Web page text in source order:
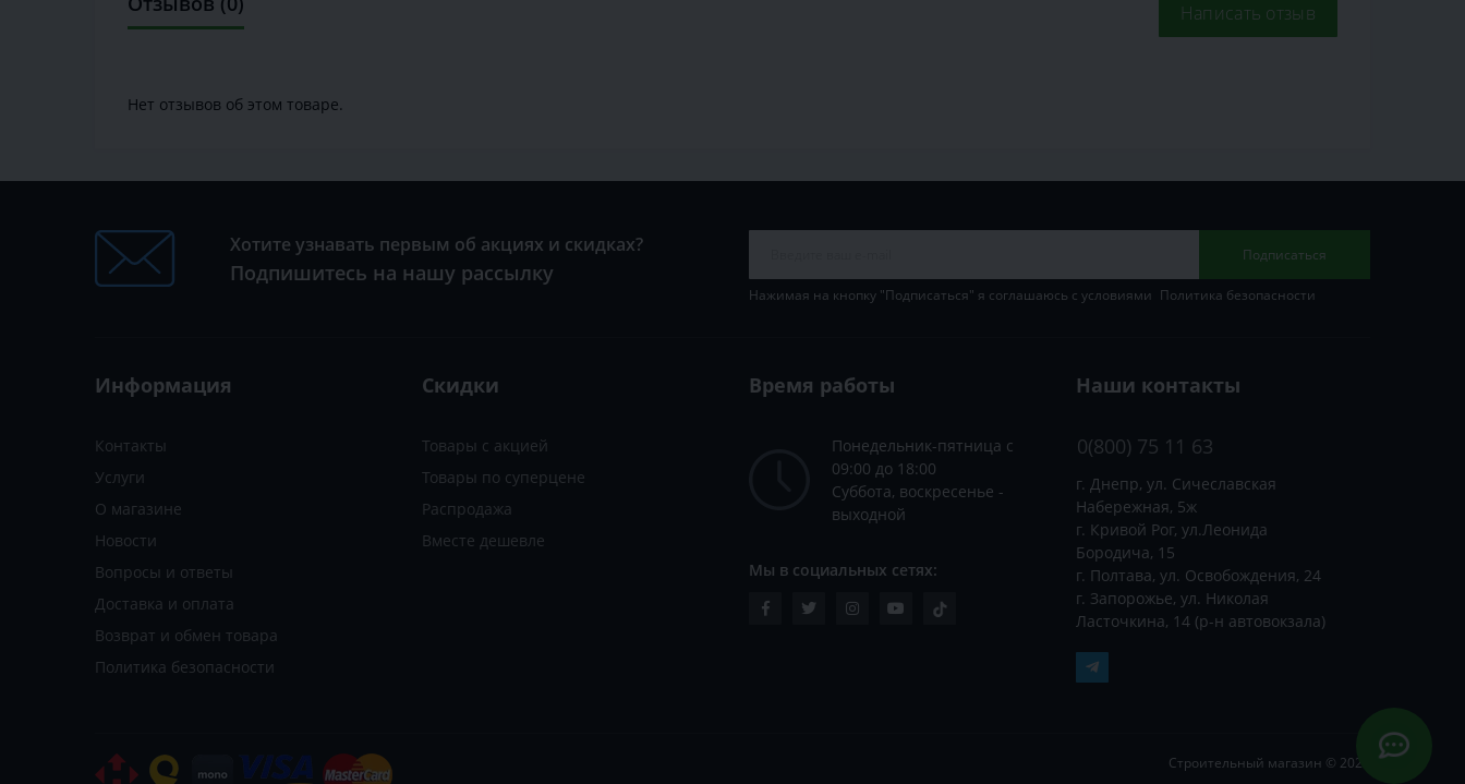
Написать отзыв
Нет отзывов об этом товаре.
Хотите узнавать первым об акциях и скидках?
Подпишитесь на нашу рассылку
Подписаться
Нажимая на кнопку "Подписаться" я соглашаюсь с условиями Политика безопасности
Информация
Контакты
Услуги
О магазине
Новости
Вопросы и ответы
Доставка и оплата
Возврат и обмен товара
Политика безопасности
Скидки
Товары с акцией
Товары по суперцене
Распродажа
Вместе дешевле
Время работы
Понедельник-пятница с
09:00 до 18:00
Суббота, воскресенье -
выходной
Мы в социальных сетях:
Наши контакты
0(800) 75 11 63
г. Днепр, ул. Сичеславская
Набережная, 5ж
г. Кривой Рог, ул.Леонида
Бородича, 15
г. Полтава, ул. Освобождения, 24
г. Запорожье, ул. Николая
Ласточкина, 14 (р-н автовокзала)
Строительный магазин © 2026